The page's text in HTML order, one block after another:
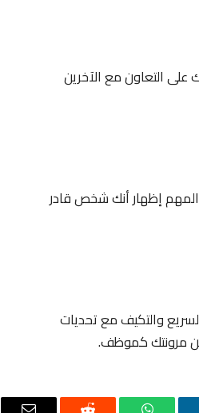
على التعاون مع الآخرين
إظهار أنك شخص قادر
والتكيف مع تحديات
من مرونتك كموظف.